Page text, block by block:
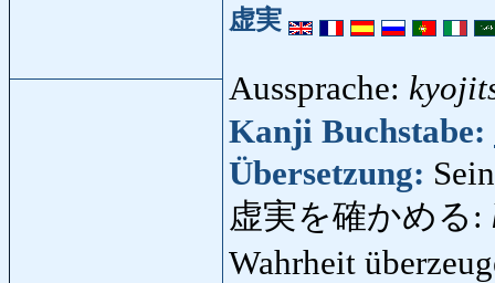
虚実
Aussprache:
Kanji Buchstabe:
Übersetzung:
虚実を確かめる:
Wahrheit